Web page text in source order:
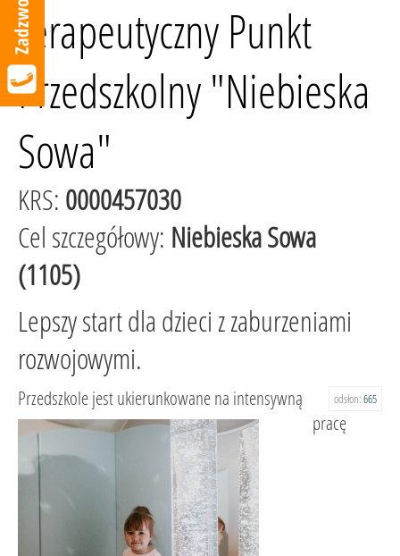
Terapeutyczny Punkt
Przedszkolny "Niebieska
Sowa"
KRS: 0000457030
Cel szczegółowy: Niebieska Sowa
(1105)
Lepszy start dla dzieci z zaburzeniami
rozwojowymi.
odsłon:665
Przedszkole jest ukierunkowane na intensywną
pracę